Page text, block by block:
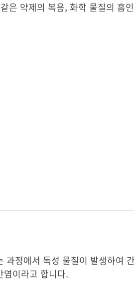
은 약제의 복용, 화학 물질의 흡
정에서 독성 물질이 발생하여
이라고 합니다.